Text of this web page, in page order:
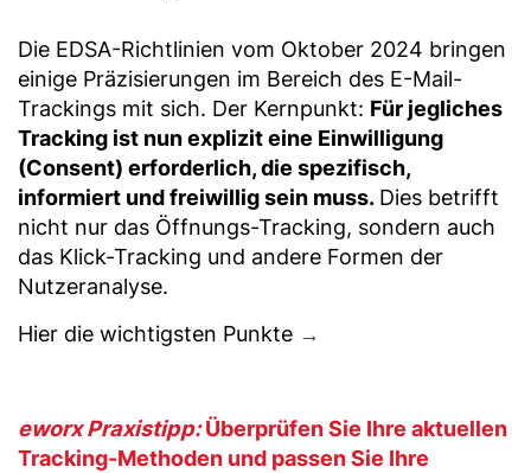
Die EDSA-Richtlinien vom Oktober 2024 bringen
einige Präzisierungen im Bereich des E-Mail-
Trackings mit sich. Der Kernpunkt: Für jegliches
Tracking ist nun explizit eine Einwilligung
(Consent) erforderlich, die spezifisch,
informiert und freiwillig sein muss. Dies betrifft
nicht nur das Öffnungs-Tracking, sondern auch
das Klick-Tracking und andere Formen der
Nutzeranalyse.
Hier die wichtigsten Punkte →
eworx Praxistipp:Überprüfen Sie Ihre aktuellen
Tracking-Methoden und passen Sie Ihre